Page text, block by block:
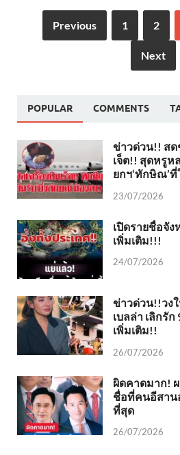
Previous 1 2
Next
POPULAR COMMENTS
ข่าวด่วน!! สด
เจ็ต!! สุดหรู
ยกฯ‘ทักษิณ’
23/07/2026
เปิดรายชื่อจั
เพิ่มเติม!!!
24/07/2026
ข่าวด่วน!!วงใ
เบลล่า เลิกรั
เพิ่มเติม!!
26/07/2026
ผิดคาดมาก!
ชื่อที่คนอีสาน
ที่สุด
26/07/2026